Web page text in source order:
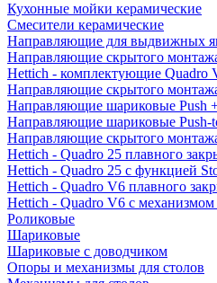
Кухонные мойки керамические
Смесители керамические
Направляющие для выдвижных
Направляющие скрытого
Hettich - комплектующие Quadro
Направляющие скрытого
Направляющие шариковые Push
Направляющие шариковые Push-
Направляющие скрытого
Hettich - Quadro 25 плавного
Hettich - Quadro 25 с функцией
Hettich - Quadro V6 плавного
Hettich - Quadro V6 с механизмом
Роликовые
Шариковые
Шариковые с доводчиком
Опоры и механизмы для столов